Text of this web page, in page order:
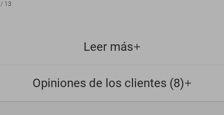
13
Leer más
Opiniones de los clientes (8)